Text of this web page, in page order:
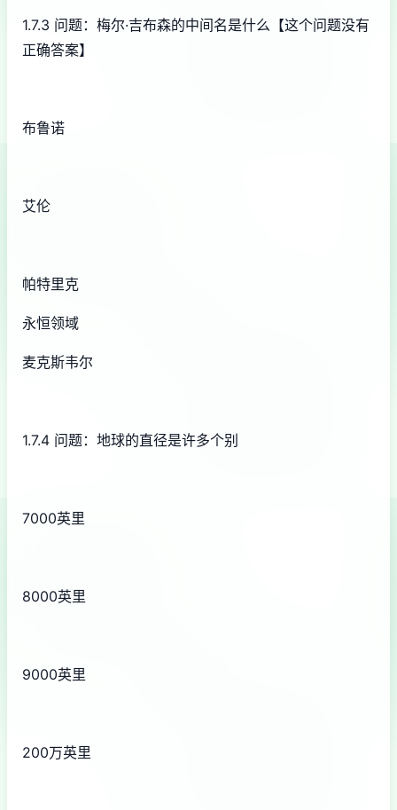
1.7.3 问题：梅尔·吉布森的中间名是什么【这个问题没有
正确答案】
布鲁诺
艾伦
帕特里克
永恒领域
麦克斯韦尔
1.7.4 问题：地球的直径是许多个别
7000英里
8000英里
9000英里
200万英里